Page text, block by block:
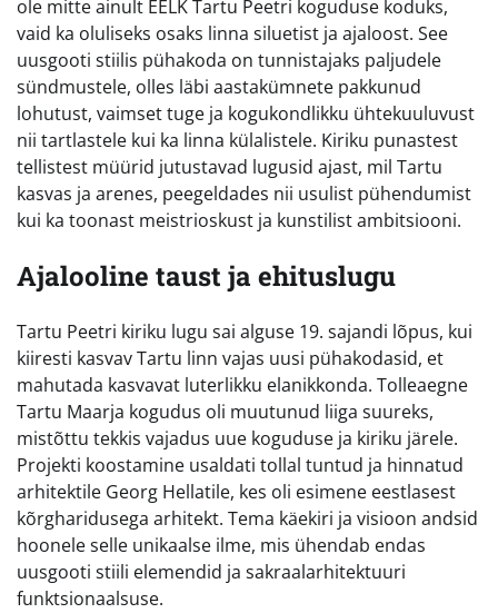
ole mitte ainult EELK Tartu Peetri koguduse koduks,
vaid ka oluliseks osaks linna siluetist ja ajaloost. See
uusgooti stiilis pühakoda on tunnistajaks paljudele
sündmustele, olles läbi aastakümnete pakkunud
lohutust, vaimset tuge ja kogukondlikku ühtekuuluvust
nii tartlastele kui ka linna külalistele. Kiriku punastest
tellistest müürid jutustavad lugusid ajast, mil Tartu
kasvas ja arenes, peegeldades nii usulist pühendumist
kui ka toonast meistrioskust ja kunstilist ambitsiooni.
Ajalooline taust ja ehituslugu
Tartu Peetri kiriku lugu sai alguse 19. sajandi lõpus, kui
kiiresti kasvav Tartu linn vajas uusi pühakodasid, et
mahutada kasvavat luterlikku elanikkonda. Tolleaegne
Tartu Maarja kogudus oli muutunud liiga suureks,
mistõttu tekkis vajadus uue koguduse ja kiriku järele.
Projekti koostamine usaldati tollal tuntud ja hinnatud
arhitektile Georg Hellatile, kes oli esimene eestlasest
kõrgharidusega arhitekt. Tema käekiri ja visioon andsid
hoonele selle unikaalse ilme, mis ühendab endas
uusgooti stiili elemendid ja sakraalarhitektuuri
funktsionaalsuse.